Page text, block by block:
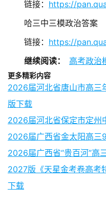
链接： https://
哈三中三模政治答案
链接： https://
继续阅读：
高考政治
更多精彩内容
2026届河北省唐山市高三
版下载
2026届河北省保定市定州
2026届广西省金太阳高三
2026届广西省“贵百河”高
2027版《天星金考卷高考
下载